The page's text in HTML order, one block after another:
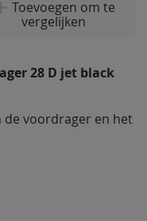
Toevoegen om te
vergelijken
28 D jet black
de voordrager en het